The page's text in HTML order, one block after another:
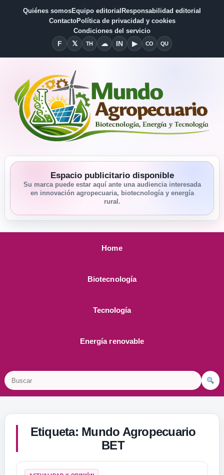
Quiénes somosEquipo editorial Responsabilidad editorial
ContactoPolítica de privacidad y cookies
Condiciones del servicio
FFacebook
𝕏
X THThreads
☁Bluesky
INLinkedin
▶YouTube
COCondiciones del Servicio
QUQuiénes somos
Espacio publicitario disponible
Su marca puede estar aquí ante una audiencia interesada
en innovación agropecuaria, biotecnología y energía
rural.
Home
Biotecnología
Tecnología
Energía renovable
Etiqueta: Mundo Agropecuario
BET